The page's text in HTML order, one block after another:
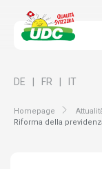
Homepage
Riforma della
DE FR IT